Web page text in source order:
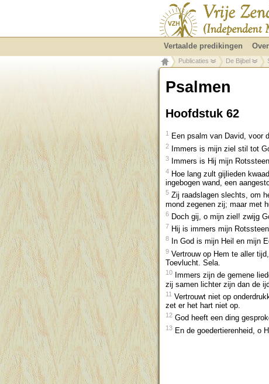
Psalmen
Hoofdstuk 62
1 Een psalm van David, voor
2 Immers is mijn ziel stil tot
3 Immers is Hij mijn
4 Hoe lang zult gijlieden
ingebogen wand, een
5 Zij raadslagen slechts, om
mond zegenen zij; maar met
6 Doch gij, o mijn ziel! zwijg
7 Hij is immers mijn
8 In God is mijn Heil en mijn
9 Vertrouw op Hem te aller
Toevlucht. Sela.
10
Immers zijn de gemene
zij samen lichter zijn dan de
11 Vertrouwt niet op
zet er het hart niet op.
12 God heeft een ding
13 En de goedertierenheid, o
Vertaalde predikingen
Publicaties De Bijbel